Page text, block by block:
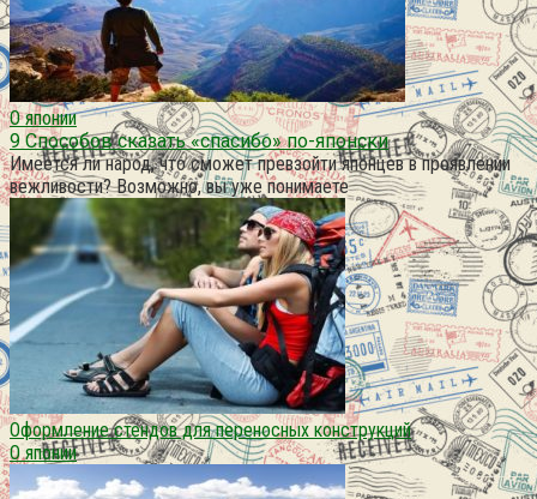
О японии
9 Способов сказать «спасибо» по-японски
Имеется ли народ, что сможет превзойти японцев в проявлении
вежливости? Возможно, вы уже понимаете
Оформление стендов для переносных конструкций
О японии